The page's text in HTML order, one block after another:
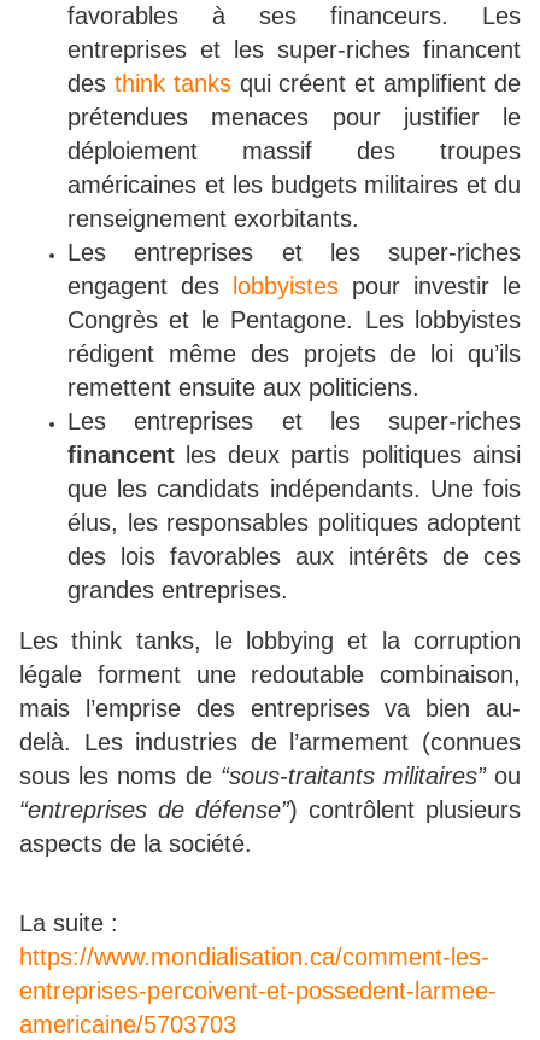
favorables à ses financeurs. Les
entreprises et les super-riches financent
des think tanksqui créent et amplifient de
prétendues menaces pour justifier le
déploiement massif des troupes
américaines et les budgets militaires et du
renseignement exorbitants.
Les entreprises et les super-riches
engagent des
lobbyistes pour investir le
Congrès et le Pentagone. Les lobbyistes
rédigent même des projets de loi qu’ils
remettent ensuite aux politiciens.
Les entreprises et les super-riches
financent les deux partis politiques ainsi
que les candidats indépendants. Une fois
élus, les responsables politiques adoptent
des lois favorables aux intérêts de ces
grandes entreprises.
Les think tanks, le lobbying et la corruption
légale forment une redoutable combinaison,
mais l’emprise des entreprises va bien au-
delà. Les industries de l’armement (connues
sous les noms de“sous-traitants militaires”ou
“entreprises de défense”) contrôlent plusieurs
aspects de la société.
La suite :
https://www.mondialisation.ca/comment-les-
entreprises-percoivent-et-possedent-larmee-
americaine/5703703